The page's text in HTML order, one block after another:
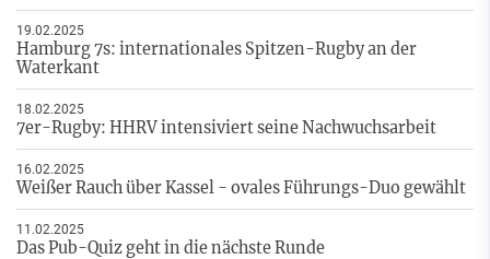
19.02.2025
Hamburg 7s: internationales Spitzen-Rugby an der
Waterkant
18.02.2025
7er-Rugby: HHRV intensiviert seine Nachwuchsarbeit
16.02.2025
Weißer Rauch über Kassel - ovales Führungs-Duo gewählt
11.02.2025
Das Pub-Quiz geht in die nächste Runde